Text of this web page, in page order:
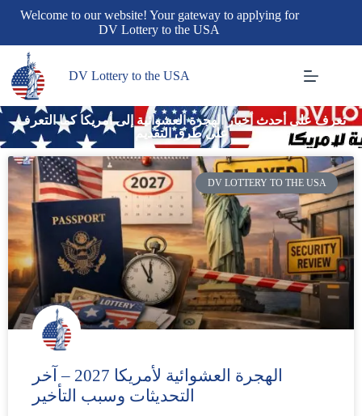
Welcome to our website! Your gateway to applying for
DV Lottery to the USA
DV Lottery to the USA
تعرف على أحدث أخبار الهجرة العشوائية إلى أمريكا كما التعرف
على طرق التقديم
DV LOTTERY TO THE USA
الهجرة العشوائية لأمريكا 2027 – آخر
التحديثات وسبب التأخير